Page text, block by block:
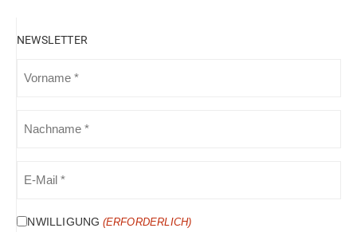
NEWSLETTER
EINWILLIGUNG (ERFORDERLICH)